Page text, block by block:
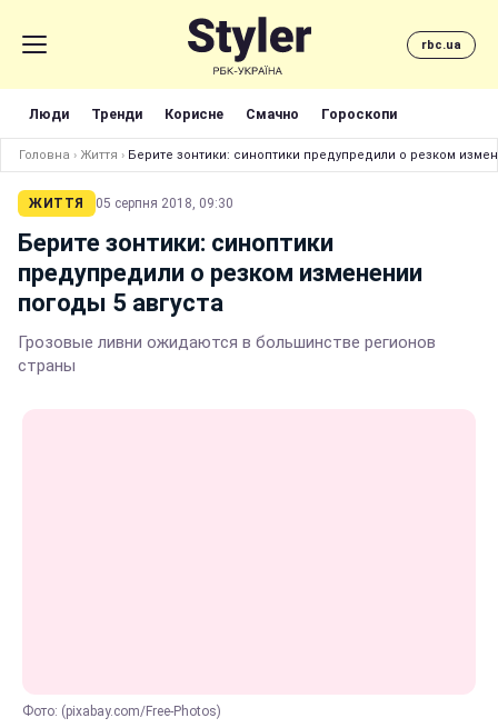
rbc.ua
Люди Тренди Корисне Смачно Гороскопи
Головна › Життя › Берите зонтики: синоптики предупредили о резком
ЖИТТЯ 05 серпня 2018, 09:30
Берите зонтики: синоптики
предупредили о резком изменении
погоды 5 августа
Грозовые ливни ожидаются в большинстве регионов
страны
Фото: (pixabay.com/Free-Photos)